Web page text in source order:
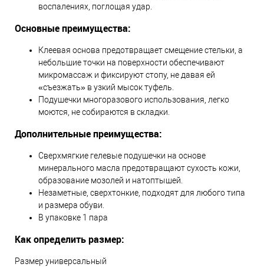
воспалениях, поглощая удар.
Основные преимущества:
Клеевая основа предотвращает смещение стельки, а
небольшие точки на поверхности обеспечивают
микромассаж и фиксируют стопу, не давая ей
«съезжать» в узкий мысок туфель.
Подушечки многоразового использования, легко
моются, не собираются в складки.
Дополнительные преимущества:
Сверхмягкие гелевые подушечки на основе
минерального масла предотвращают сухость кожи,
образование мозолей и натоптышей.
Незаметные, сверхтонкие, подходят для любого типа
и размера обуви.
В упаковке 1 пара
Как определить размер:
Размер универсальный